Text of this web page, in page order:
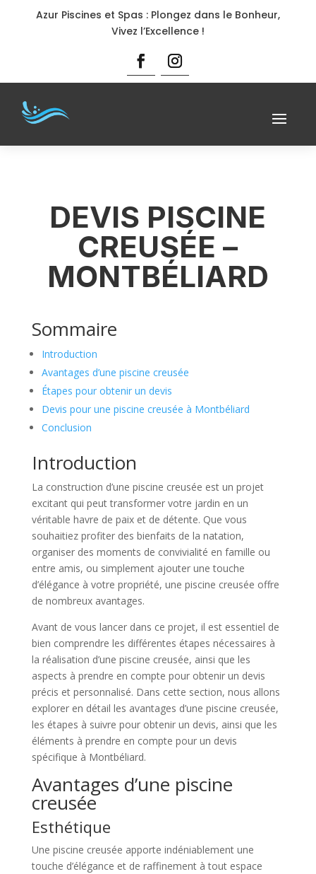
Azur Piscines et Spas : Plongez dans le Bonheur,
Vivez l’Excellence !
DEVIS PISCINE
CREUSÉE –
MONTBÉLIARD
Sommaire
Introduction
Avantages d’une piscine creusée
Étapes pour obtenir un devis
Devis pour une piscine creusée à Montbéliard
Conclusion
Introduction
La construction d’une piscine creusée est un projet
excitant qui peut transformer votre jardin en un
véritable havre de paix et de détente. Que vous
souhaitiez profiter des bienfaits de la natation,
organiser des moments de convivialité en famille ou
entre amis, ou simplement ajouter une touche
d’élégance à votre propriété, une piscine creusée offre
de nombreux avantages.
Avant de vous lancer dans ce projet, il est essentiel de
bien comprendre les différentes étapes nécessaires à
la réalisation d’une piscine creusée, ainsi que les
aspects à prendre en compte pour obtenir un devis
précis et personnalisé. Dans cette section, nous allons
explorer en détail les avantages d’une piscine creusée,
les étapes à suivre pour obtenir un devis, ainsi que les
éléments à prendre en compte pour un devis
spécifique à Montbéliard.
Avantages d’une piscine
creusée
Esthétique
Une piscine creusée apporte indéniablement une
touche d’élégance et de raffinement à tout espace